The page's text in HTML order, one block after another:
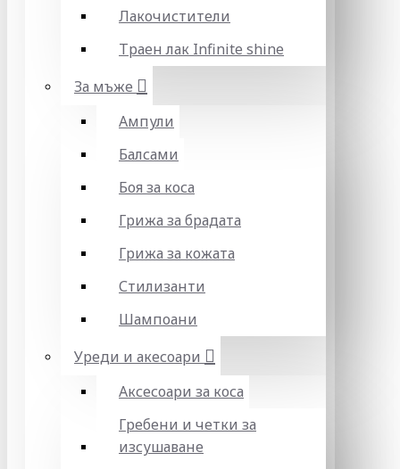
Лакочистители
Траен лак Infinite shine
За мъже
Ампули
Балсами
Боя за коса
Грижа за брадата
Грижа за кожата
Стилизанти
Шампоани
Уреди и акесоари
Аксесоари за коса
Гребени и четки за
изсушаване